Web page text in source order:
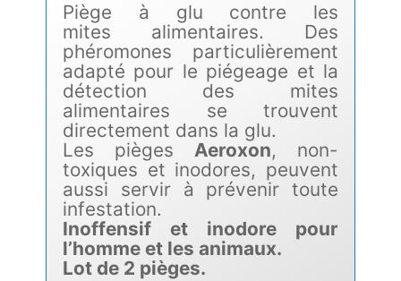
Piège à glu contre les
mites alimentaires. Des
phéromones particulièrement
adapté pour le piégeage et la
détection des mites
alimentaires se trouvent
directement dans la glu.
Les piègesAeroxon, non-
toxiques et inodores, peuvent
aussi servir à prévenir toute
infestation.
Inoffensif et inodore pour
l’homme et les animaux.
Lot de 2 pièges.